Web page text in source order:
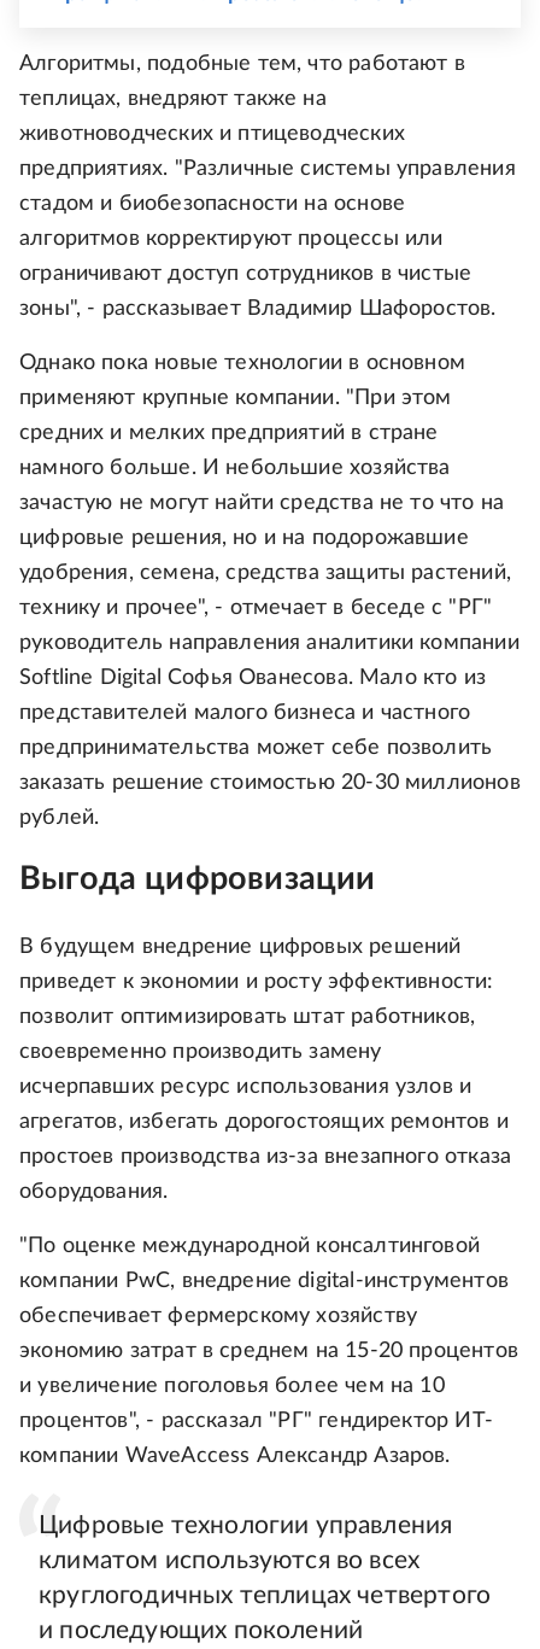
Алгоритмы, подобные тем, что работают в
теплицах, внедряют также на
животноводческих и птицеводческих
предприятиях. "Различные системы управления
стадом и биобезопасности на основе
алгоритмов корректируют процессы или
ограничивают доступ сотрудников в чистые
зоны", - рассказывает Владимир Шафоростов.
Однако пока новые технологии в основном
применяют крупные компании. "При этом
средних и мелких предприятий в стране
намного больше. И небольшие хозяйства
зачастую не могут найти средства не то что на
цифровые решения, но и на подорожавшие
удобрения, семена, средства защиты растений,
технику и прочее", - отмечает в беседе с "РГ"
руководитель направления аналитики компании
Softline Digital Софья Ованесова. Мало кто из
представителей малого бизнеса и частного
предпринимательства может себе позволить
заказать решение стоимостью 20-30 миллионов
рублей.
Выгода цифровизации
В будущем внедрение цифровых решений
приведет к экономии и росту эффективности:
позволит оптимизировать штат работников,
своевременно производить замену
исчерпавших ресурс использования узлов и
агрегатов, избегать дорогостоящих ремонтов и
простоев производства из-за внезапного отказа
оборудования.
"По оценке международной консалтинговой
компании PwC, внедрение digital-инструментов
обеспечивает фермерскому хозяйству
экономию затрат в среднем на 15-20 процентов
и увеличение поголовья более чем на 10
процентов", - рассказал "РГ" гендиректор ИТ-
компании WaveAccess Александр Азаров.
Цифровые технологии управления
климатом используются во всех
круглогодичных теплицах четвертого
и последующих поколений